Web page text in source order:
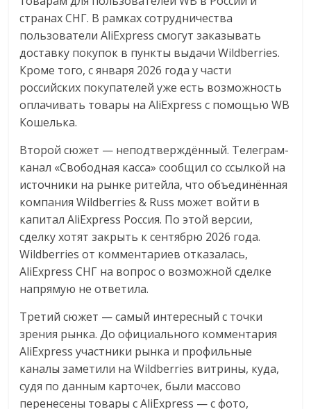
странах СНГ. В рамках сотрудничества
пользователи AliExpress смогут заказывать
доставку покупок в пункты выдачи Wildberries.
Кроме того, с января 2026 года у части
российских покупателей уже есть возможность
оплачивать товары на AliExpress с помощью WB
Кошелька.
Второй сюжет — неподтверждённый. Телеграм-
канал «Свободная касса» сообщил со ссылкой на
источники на рынке ритейла, что объединённая
компания Wildberries & Russ может войти в
капитал AliExpress Россия. По этой версии,
сделку хотят закрыть к сентябрю 2026 года.
Wildberries от комментариев отказалась,
AliExpress СНГ на вопрос о возможной сделке
напрямую не ответила.
Третий сюжет — самый интересный с точки
зрения рынка. До официального комментария
AliExpress участники рынка и профильные
каналы заметили на Wildberries витрины, куда,
судя по данным карточек, были массово
перенесены товары с AliExpress — с фото,